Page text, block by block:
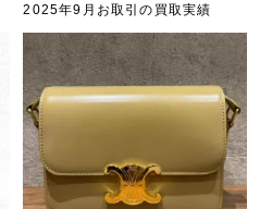
2025年9月お取引の買取実績